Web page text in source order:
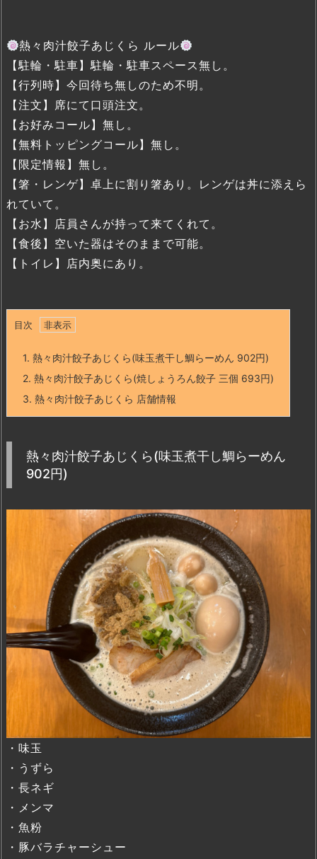
熱々肉汁餃子あじくら ルール
【駐輪・駐車】駐輪・駐車スペース無し。
【行列時】今回待ち無しのため不明。
【注文】席にて口頭注文。
【お好みコール】無し。
【無料トッピングコール】無し。
【限定情報】無し。
【箸・レンゲ】卓上に割り箸あり。レンゲは丼に添えら
れていて。
【お水】店員さんが持って来てくれて。
【食後】空いた器はそのままで可能。
【トイレ】店内奥にあり。
目次
1. 熱々肉汁餃子あじくら(味玉煮干し鯛らーめん 902円)
2. 熱々肉汁餃子あじくら(焼しょうろん餃子 三個 693円)
3. 熱々肉汁餃子あじくら 店舗情報
熱々肉汁餃子あじくら(味玉煮干し鯛らーめん
902円)
・味玉
・うずら
・長ネギ
・メンマ
・魚粉
・豚バラチャーシュー